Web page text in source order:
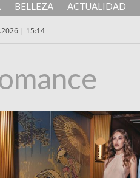
BELLEZA ACTUALIDAD
| 15:14